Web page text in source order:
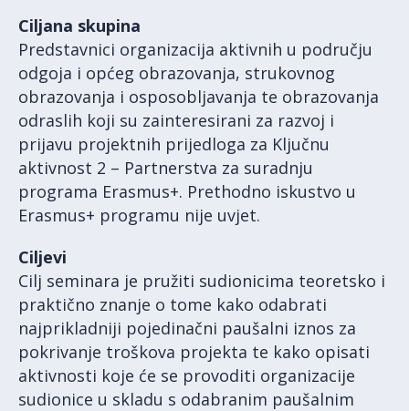
Ciljana skupina
Predstavnici organizacija aktivnih u području
odgoja i općeg obrazovanja, strukovnog
obrazovanja i osposobljavanja te obrazovanja
odraslih koji su zainteresirani za razvoj i
prijavu projektnih prijedloga za Ključnu
aktivnost 2 – Partnerstva za suradnju
programa Erasmus+. Prethodno iskustvo u
Erasmus+ programu nije uvjet.
Ciljevi
Cilj seminara je pružiti sudionicima teoretsko i
praktično znanje o tome kako odabrati
najprikladniji pojedinačni paušalni iznos za
pokrivanje troškova projekta te kako opisati
aktivnosti koje će se provoditi organizacije
sudionice u skladu s odabranim paušalnim